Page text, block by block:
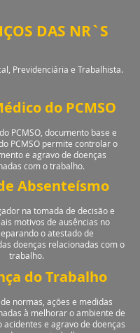
DAS NR`S
Previdenciária e Trabalhista.
do PCMSO
PCMSO, documento base e
PCMSO permite controlar o
e agravo de doenças
com o trabalho.
Absenteísmo
na tomada de decisão e
motivos de ausências no
o atestado de
doenças relacionadas com o
trabalho.
do Trabalho
normas, ações e medidas
à melhorar o ambiente de
e agravo de doenças